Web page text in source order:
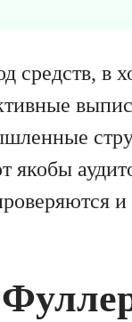
средств, в
якобы
и